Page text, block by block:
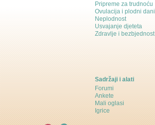
Pripreme za trudnoću
Ovulacija i plodni dani
Neplodnost
Usvajanje djeteta
Zdravlje i bezbjednost
Sadržaji i alati
Forumi
Ankete
Mali oglasi
Igrice